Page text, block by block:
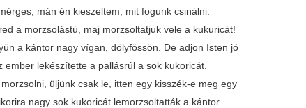
mán én kieszeltem, mit fogunk csinálni.
a morzsolástú, maj morzsoltatjuk vele a kukuricát!
a kántor nagy vígan, dölyfössön. De adjon Isten jó
lekészítette a pallásrúl a sok kukoricát.
üljünk csak le, itten egy kisszék-e meg egy
nagy sok kukoricát lemorzsoltatták a kántor